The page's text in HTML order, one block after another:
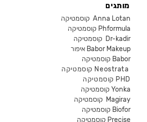
מותגים
קוסמטיקה Anna Lotan
קוסמטיקה Phformula
קוסמטיקה Dr-kadir
איפור Babor Makeup
קוסמטיקה Babor
קוסמטיקה Neostrata
קוסמטיקה PHD
קוסמטיקה Yonka
Magiray
קוסמטיקה Biofor
קוסמטיקה Precise